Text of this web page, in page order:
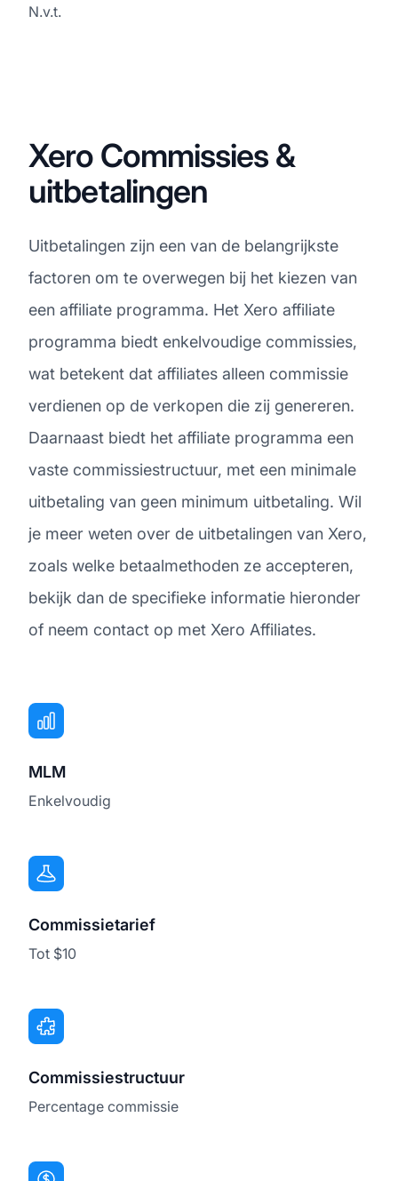
N.v.t.
Xero Commissies &
uitbetalingen
Uitbetalingen zijn een van de belangrijkste
factoren om te overwegen bij het kiezen van
een affiliate programma. Het Xero affiliate
programma biedt enkelvoudige commissies,
wat betekent dat affiliates alleen commissie
verdienen op de verkopen die zij genereren.
Daarnaast biedt het affiliate programma een
vaste commissiestructuur, met een minimale
uitbetaling van geen minimum uitbetaling. Wil
je meer weten over de uitbetalingen van Xero,
zoals welke betaalmethoden ze accepteren,
bekijk dan de specifieke informatie hieronder
of neem contact op met Xero Affiliates.
MLM
Enkelvoudig
Commissietarief
Tot $10
Commissiestructuur
Percentage commissie